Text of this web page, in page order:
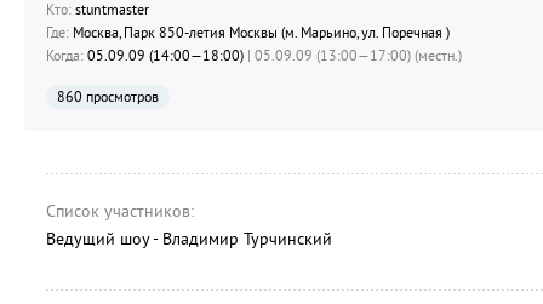
Кто: stuntmaster
Где: Москва, Парк 850-летия Москвы (м. Марьино, ул. Поречная )
Когда: 05.09.09 (14:00—18:00) | 05.09.09 (13:00—17:00) (местн.)
860 просмотров
Список участников:
Ведущий шоу - Владимир Турчинский